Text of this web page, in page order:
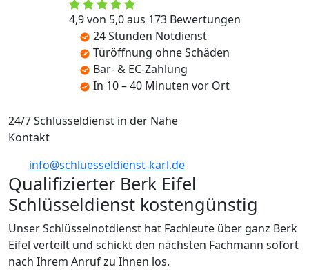
4,9 von 5,0 aus 173 Bewertungen
24 Stunden Notdienst
Türöffnung ohne Schäden
Bar- & EC-Zahlung
In 10 – 40 Minuten vor Ort
24/7 Schlüsseldienst in der Nähe
Kontakt
info@schluesseldienst-karl.de
Qualifizierter Berk Eifel
Schlüsseldienst kostengünstig
Unser Schlüsselnotdienst hat Fachleute über ganz Berk
Eifel verteilt und schickt den nächsten Fachmann sofort
nach Ihrem Anruf zu Ihnen los.